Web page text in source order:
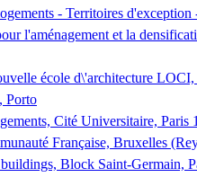
- Territoires
l'aménagement et la
école d\'architecture
Porto
Cité Universitaire, Paris
Française, Bruxelles
Block Saint-Germain,